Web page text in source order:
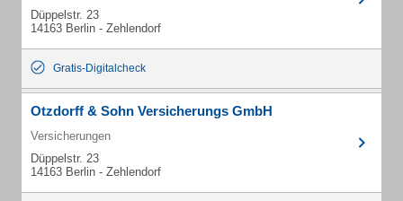
Düppelstr. 23
14163 Berlin - Zehlendorf
Gratis-Digitalcheck
Otzdorff & Sohn Versicherungs GmbH
Versicherungen
Düppelstr. 23
14163 Berlin - Zehlendorf